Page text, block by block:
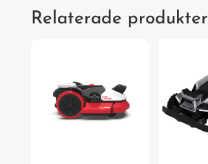
Relaterade produkter